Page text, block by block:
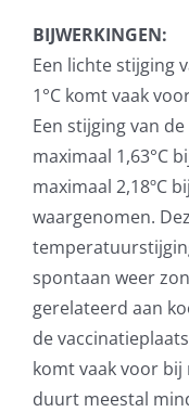
BIJWERKINGEN:
Een lichte stijging
1°C komt vaak
Een stijging van
maximaal 1,63°C
maximaal 2,18ºC
waargenomen.
spontaan weer
gerelateerd aan
de
komt vaak voor
duurt meestal